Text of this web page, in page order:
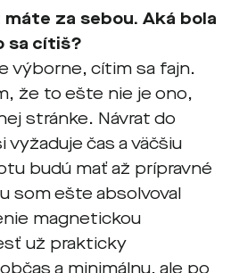
za sebou. Aká bola
sa cítiš?
výborne, cítim sa fajn.
že to ešte nie je ono,
stránke. Návrat do
čas a väčšiu
budú mať až prípravné
som ešte absolvoval
magnetickou
už prakticky
a minimálnu, ale po